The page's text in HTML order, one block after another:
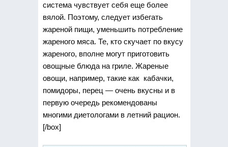
система чувствует себя еще более
вялой. Поэтому, следует избегать
жареной пищи, уменьшить потребление
жареного мяса. Те, кто скучает по вкусу
жареного, вполне могут приготовить
овощные блюда на гриле. Жареные
овощи, например, такие как кабачки,
помидоры, перец — очень вкусны и в
первую очередь рекомендованы
многими диетологами в летний рацион.
[/box]